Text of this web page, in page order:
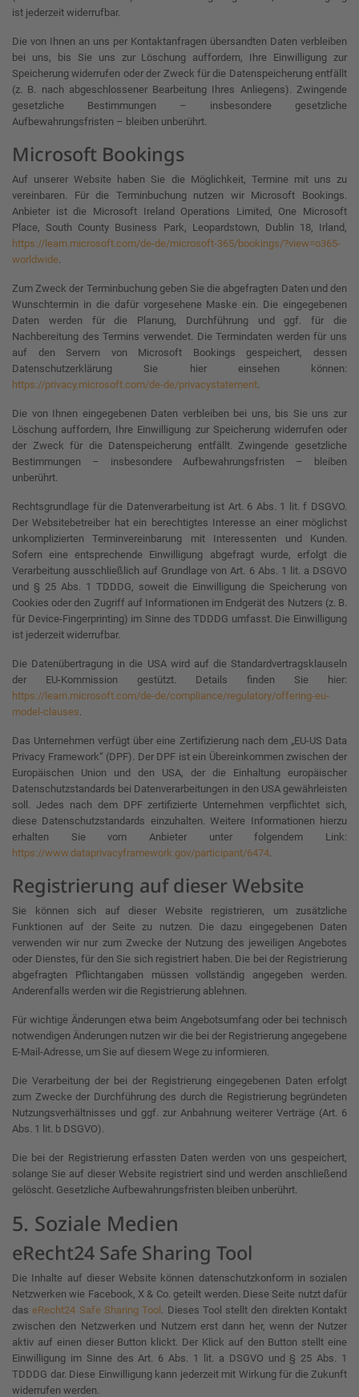
ist jederzeit widerrufbar.
Die von Ihnen an uns per Kontaktanfragen übersandten Daten verbleiben
bei uns, bis Sie uns zur Löschung auffordern, Ihre Einwilligung zur
Speicherung widerrufen oder der Zweck für die Datenspeicherung entfällt
(z. B. nach abgeschlossener Bearbeitung Ihres Anliegens). Zwingende
gesetzliche Bestimmungen – insbesondere gesetzliche
Aufbewahrungsfristen – bleiben unberührt.
Microsoft Bookings
Auf unserer Website haben Sie die Möglichkeit, Termine mit uns zu
vereinbaren. Für die Terminbuchung nutzen wir Microsoft Bookings.
Anbieter ist die Microsoft Ireland Operations Limited, One Microsoft
Place, South County Business Park, Leopardstown, Dublin 18, Irland,
https://learn.microsoft.com/de-de/microsoft-365/bookings/?view=o365-
worldwide.
Zum Zweck der Terminbuchung geben Sie die abgefragten Daten und den
Wunschtermin in die dafür vorgesehene Maske ein. Die eingegebenen
Daten werden für die Planung, Durchführung und ggf. für die
Nachbereitung des Termins verwendet. Die Termindaten werden für uns
auf den Servern von Microsoft Bookings gespeichert, dessen
Datenschutzerklärung Sie hier einsehen können:
https://privacy.microsoft.com/de-de/privacystatement.
Die von Ihnen eingegebenen Daten verbleiben bei uns, bis Sie uns zur
Löschung auffordern, Ihre Einwilligung zur Speicherung widerrufen oder
der Zweck für die Datenspeicherung entfällt. Zwingende gesetzliche
Bestimmungen – insbesondere Aufbewahrungsfristen – bleiben
unberührt.
Rechtsgrundlage für die Datenverarbeitung ist Art. 6 Abs. 1 lit. f DSGVO.
Der Websitebetreiber hat ein berechtigtes Interesse an einer möglichst
unkomplizierten Terminvereinbarung mit Interessenten und Kunden.
Sofern eine entsprechende Einwilligung abgefragt wurde, erfolgt die
Verarbeitung ausschließlich auf Grundlage von Art. 6 Abs. 1 lit. a DSGVO
und § 25 Abs. 1 TDDDG, soweit die Einwilligung die Speicherung von
Cookies oder den Zugriff auf Informationen im Endgerät des Nutzers (z. B.
für Device-Fingerprinting) im Sinne des TDDDG umfasst. Die Einwilligung
ist jederzeit widerrufbar.
Die Datenübertragung in die USA wird auf die Standardvertragsklauseln
der EU-Kommission gestützt. Details finden Sie hier:
https://learn.microsoft.com/de-de/compliance/regulatory/offering-eu-
model-clauses.
Das Unternehmen verfügt über eine Zertifizierung nach dem „EU-US Data
Privacy Framework“ (DPF). Der DPF ist ein Übereinkommen zwischen der
Europäischen Union und den USA, der die Einhaltung europäischer
Datenschutzstandards bei Datenverarbeitungen in den USA gewährleisten
soll. Jedes nach dem DPF zertifizierte Unternehmen verpflichtet sich,
diese Datenschutzstandards einzuhalten. Weitere Informationen hierzu
erhalten Sie vom Anbieter unter folgendem Link:
https://www.dataprivacyframework.gov/participant/6474.
Registrierung auf dieser Website
Sie können sich auf dieser Website registrieren, um zusätzliche
Funktionen auf der Seite zu nutzen. Die dazu eingegebenen Daten
verwenden wir nur zum Zwecke der Nutzung des jeweiligen Angebotes
oder Dienstes, für den Sie sich registriert haben. Die bei der Registrierung
abgefragten Pflichtangaben müssen vollständig angegeben werden.
Anderenfalls werden wir die Registrierung ablehnen.
Für wichtige Änderungen etwa beim Angebotsumfang oder bei technisch
notwendigen Änderungen nutzen wir die bei der Registrierung angegebene
E-Mail-Adresse, um Sie auf diesem Wege zu informieren.
Die Verarbeitung der bei der Registrierung eingegebenen Daten erfolgt
zum Zwecke der Durchführung des durch die Registrierung begründeten
Nutzungsverhältnisses und ggf. zur Anbahnung weiterer Verträge (Art. 6
Abs. 1 lit. b DSGVO).
Die bei der Registrierung erfassten Daten werden von uns gespeichert,
solange Sie auf dieser Website registriert sind und werden anschließend
gelöscht. Gesetzliche Aufbewahrungsfristen bleiben unberührt.
5. Soziale Medien
eRecht24 Safe Sharing Tool
Die Inhalte auf dieser Website können datenschutzkonform in sozialen
Netzwerken wie Facebook, X & Co. geteilt werden. Diese Seite nutzt dafür
daseRecht24 Safe Sharing Tool . Dieses Tool stellt den direkten Kontakt
zwischen den Netzwerken und Nutzern erst dann her, wenn der Nutzer
aktiv auf einen dieser Button klickt. Der Klick auf den Button stellt eine
Einwilligung im Sinne des Art. 6 Abs. 1 lit. a DSGVO und § 25 Abs. 1
TDDDG dar. Diese Einwilligung kann jederzeit mit Wirkung für die Zukunft
widerrufen werden.